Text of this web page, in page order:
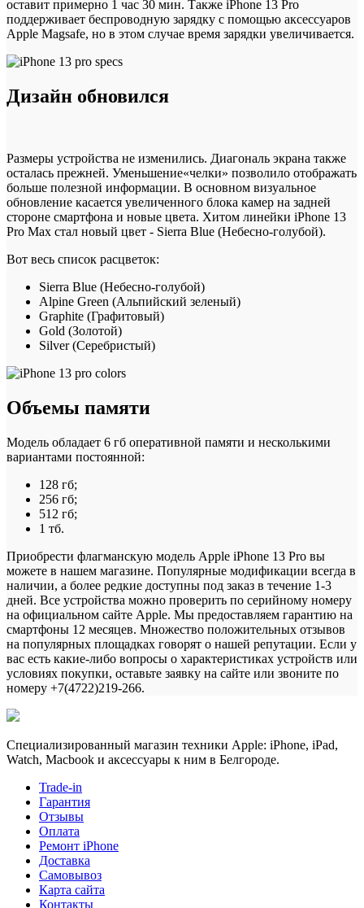
оставит примерно 1 час 30 мин. Также iPhone 13 Pro
поддерживает беспроводную зарядку с помощью аксессуаров
Apple Magsafe, но в этом случае время зарядки увеличивается.
Дизайн обновился
Размеры устройства не изменились. Диагональ экрана также
осталась прежней. Уменьшение«челки» позволило отображать
больше полезной информации. В основном визуальное
обновление касается увеличенного блока камер на задней
стороне смартфона и новые цвета. Хитом линейки iPhone 13
Pro Max стал новый цвет - Sierra Blue (Небесно-голубой).
Вот весь список расцветок:
Sierra Blue (Небесно-голубой)
Alpine Green (Альпийский зеленый)
Graphite (Графитовый)
Gold (Золотой)
Silver (Серебристый)
Объемы памяти
Модель обладает 6 гб оперативной памяти и несколькими
вариантами постоянной:
128 гб;
256 гб;
512 гб;
1 тб.
Приобрести флагманскую модель Apple iPhone 13 Pro вы
можете в нашем магазине. Популярные модификации всегда в
наличии, а более редкие доступны под заказ в течение 1-3
дней. Все устройства можно проверить по серийному номеру
на официальном сайте Apple. Мы предоставляем гарантию на
смартфоны 12 месяцев. Множество положительных отзывов
на популярных площадках говорят о нашей репутации. Если у
вас есть какие-либо вопросы о характеристиках устройств или
условиях покупки, оставьте заявку на сайте или звоните по
номеру +7(4722)219-266.
Специализированный магазин техники Apple: iPhone, iPad,
Watch, Macbook и аксессуары к ним в Белгороде.
Trade-in
Гарантия
Отзывы
Оплата
Ремонт iPhone
Доставка
Самовывоз
Карта сайта
Контакты